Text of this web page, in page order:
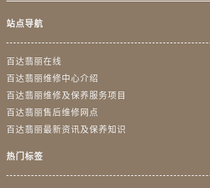
站点导航
百达翡丽在线
百达翡丽维修中心介绍
百达翡丽维修及保养服务项目
百达翡丽售后维修网点
百达翡丽最新资讯及保养知识
热门标签